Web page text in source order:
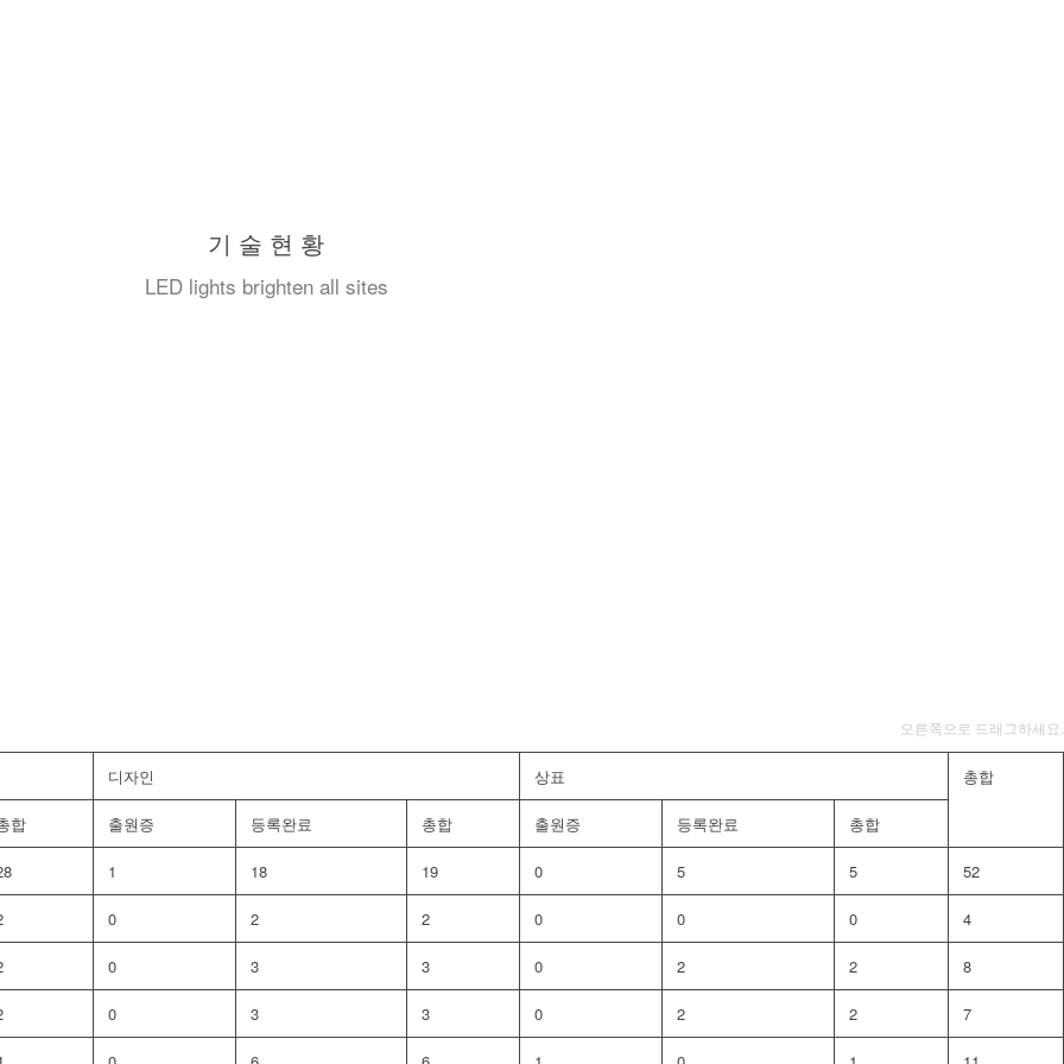
기 술 현 황
LED lights brighten all sites
오른쪽으로 드래그하세요.
디자인 상표 총합
합 출원증 등록완료 총합 출원증 등록완료 총합
1 18 19 0 5 5 52
0 2 2 0 0 0 4
0 3 3 0 2 2 8
0 3 3 0 2 2 7